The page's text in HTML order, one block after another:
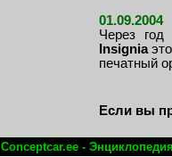
01.09.2004
Через год
Insignia
печатный
Если вы
Conceptcar.ee -